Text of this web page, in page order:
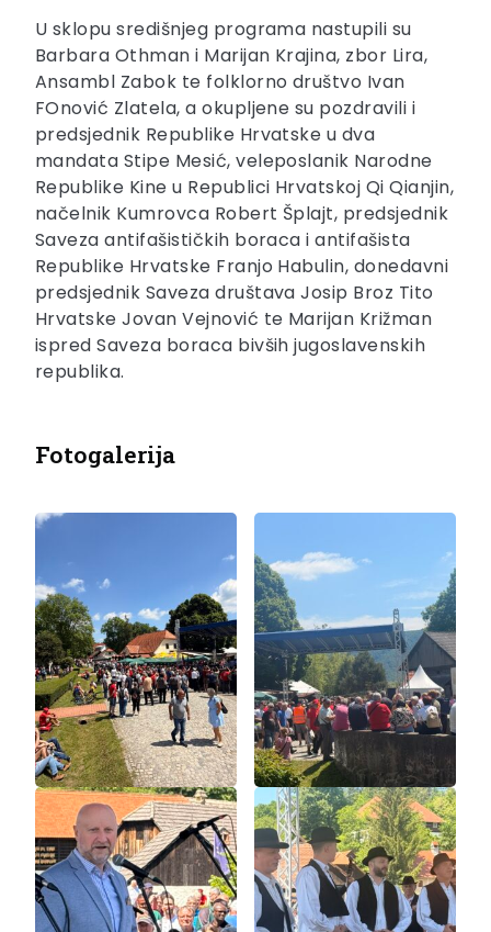
U sklopu središnjeg programa nastupili su
Barbara Othman i Marijan Krajina, zbor Lira,
Ansambl Zabok te folklorno društvo Ivan
FOnović Zlatela, a okupljene su pozdravili i
predsjednik Republike Hrvatske u dva
mandata Stipe Mesić, veleposlanik Narodne
Republike Kine u Republici Hrvatskoj Qi Qianjin,
načelnik Kumrovca Robert Šplajt, predsjednik
Saveza antifašističkih boraca i antifašista
Republike Hrvatske Franjo Habulin, donedavni
predsjednik Saveza društava Josip Broz Tito
Hrvatske Jovan Vejnović te Marijan Križman
ispred Saveza boraca bivših jugoslavenskih
republika.
Fotogalerija